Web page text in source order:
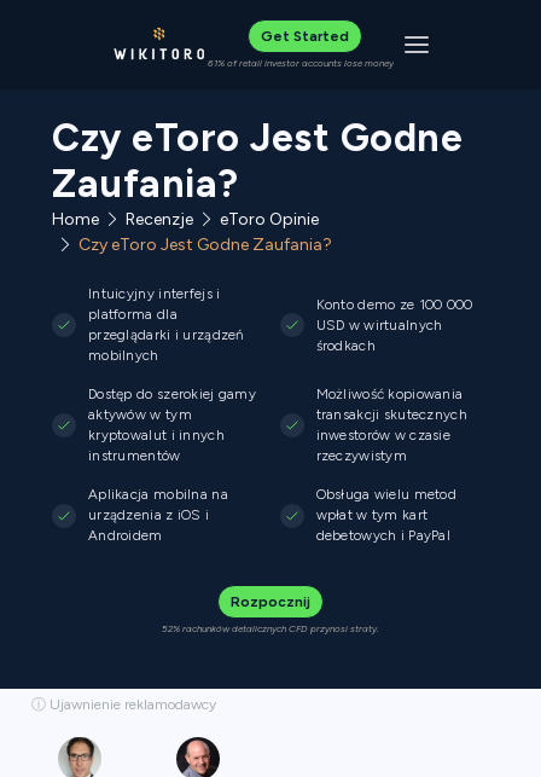
Get Started
61% of retail investor accounts lose money Toggle
Czy eToro Jest Godne
Zaufania?
Home Recenzje
eToro Opinie
Czy eToro Jest Godne Zaufania?
Intuicyjny interfejs i
platforma dla
przeglądarki i urządzeń
mobilnych
Konto demo ze 100 000
USD w wirtualnych
środkach
Dostęp do szerokiej gamy
aktywów w tym
kryptowalut i innych
instrumentów
Możliwość kopiowania
transakcji skutecznych
inwestorów w czasie
rzeczywistym
Aplikacja mobilna na
urządzenia z iOS i
Androidem
Obsługa wielu metod
wpłat w tym kart
debetowych i PayPal
Rozpocznij
52% rachunków detalicznych CFD przynosi straty.
ⓘ Ujawnienie reklamodawcy